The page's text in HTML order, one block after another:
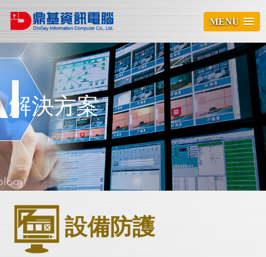
MENU
解決方案
設備防護